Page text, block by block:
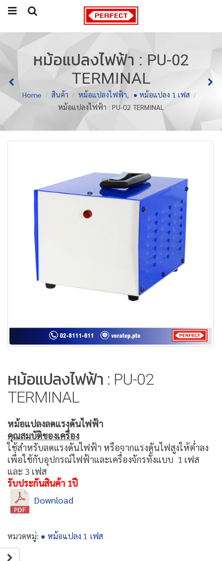
หม้อแปลงไฟฟ้า : PU-02
TERMINAL
Home สินค้า หม้อแปลงไฟฟ้า,
● หม้อแปลง 1 เฟส
หม้อแปลงไฟฟ้า : PU-02 TERMINAL
หม้อแปลงไฟฟ้า : PU-02
TERMINAL
หม้อแปลงลดแรงดันไฟฟ้า
คุณสมบัติของเครื่อง
ใช้สำหรับลดแรงดันไฟฟ้า หรือจากแรงดันไฟสูงให้ต่ำลง
เพื่อใช้กับอุปกรณ์ไฟฟ้าและเครื่องจักรทั้งแบบ 1 เฟส
และ 3 เฟส
รับประกันสินค้า 1ปี
Download
หมวดหมู่: ● หม้อแปลง 1 เฟส